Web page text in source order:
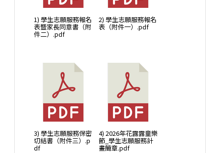
1) 學生志願服務報名
表暨家長同意書（附
件二）.pdf
2) 學生志願服務報名
表（附件一）.pdf
3) 學生志願服務保密
切結書（附件三）.p
df
4) 2026年花露露童樂
節_學生志願服務計
畫簡章.pdf